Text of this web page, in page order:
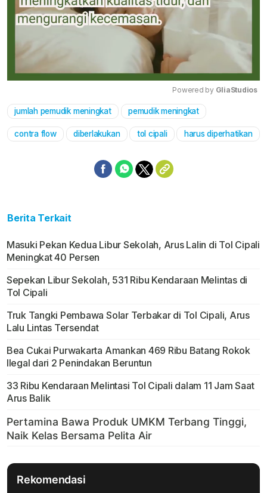
Powered by GliaStudios
jumlah pemudik meningkat pemudik meningkat
contra flow diberlakukan tol cipali harus diperhatikan
Berita Terkait
Masuki Pekan Kedua Libur Sekolah, Arus Lalin di Tol Cipali
Meningkat 40 Persen
Sepekan Libur Sekolah, 531 Ribu Kendaraan Melintas di
Tol Cipali
Truk Tangki Pembawa Solar Terbakar di Tol Cipali, Arus
Lalu Lintas Tersendat
Bea Cukai Purwakarta Amankan 469 Ribu Batang Rokok
Ilegal dari 2 Penindakan Beruntun
33 Ribu Kendaraan Melintasi Tol Cipali dalam 11 Jam Saat
Arus Balik
Rekomendasi